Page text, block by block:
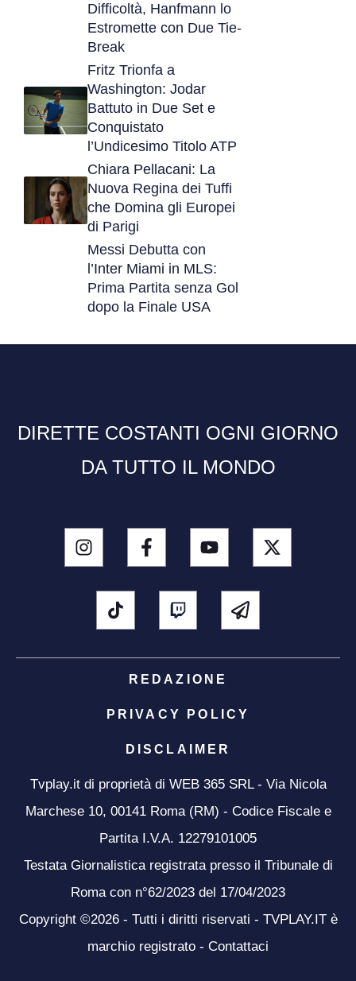
Difficoltà, Hanfmann lo
Estromette con Due Tie-
Break
Fritz Trionfa a
Washington: Jodar
Battuto in Due Set e
Conquistato
l’Undicesimo Titolo ATP
Chiara Pellacani: La
Nuova Regina dei Tuffi
che Domina gli Europei
di Parigi
Messi Debutta con
l’Inter Miami in MLS:
Prima Partita senza Gol
dopo la Finale USA
DIRETTE COSTANTI OGNI GIORNO
DA TUTTO IL MONDO
REDAZIONE
PRIVACY POLICY
DISCLAIMER
Tvplay.it di proprietà di WEB 365 SRL - Via Nicola
Marchese 10, 00141 Roma (RM) - Codice Fiscale e
Partita I.V.A. 12279101005
Testata Giornalistica registrata presso il Tribunale di
Roma con n°62/2023 del 17/04/2023
Copyright ©2026 - Tutti i diritti riservati - TVPLAY.IT è
marchio registrato - Contattaci